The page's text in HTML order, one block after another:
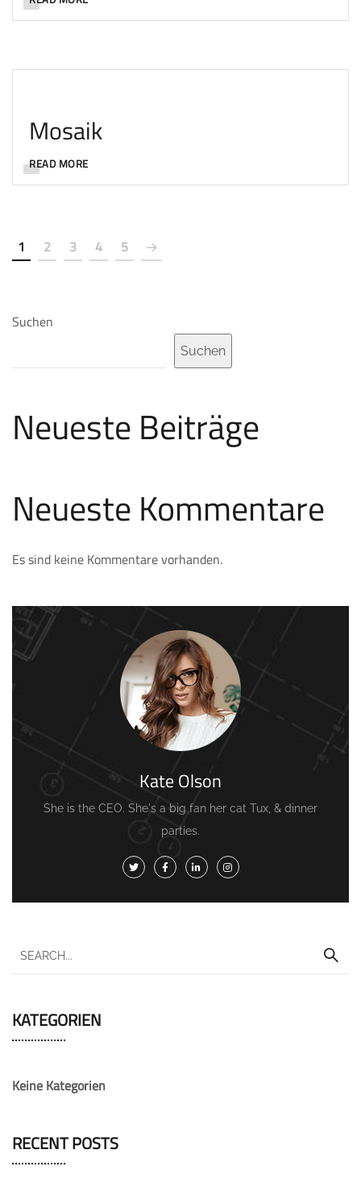
Mosaik
READ MORE
1 2 3 4 5
Suchen
Suchen
Neueste Beiträge
Neueste Kommentare
Es sind keine Kommentare vorhanden.
Kate Olson
She is the CEO. She's a big fan her cat Tux, & dinner
parties.
KATEGORIEN
Keine Kategorien
RECENT POSTS